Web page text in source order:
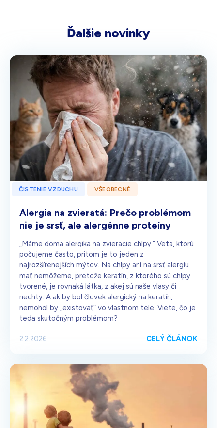
Ďalšie novinky
ČISTENIE VZDUCHU VŠEOBECNÉ
Alergia na zvieratá: Prečo problémom
nie je srsť, ale alergénne proteíny
„Máme doma alergika na zvieracie chlpy.“ Veta, ktorú
počujeme často, pritom je to jeden z
najrozšírenejších mýtov. Na chlpy ani na srsť alergiu
mať nemôžeme, pretože keratín, z ktorého sú chlpy
tvorené, je rovnaká látka, z akej sú naše vlasy či
nechty. A ak by bol človek alergický na keratín,
nemohol by „existovať“ vo vlastnom tele. Viete, čo je
teda skutočným problémom?
2.2.2026 CELÝ ČLÁNOK